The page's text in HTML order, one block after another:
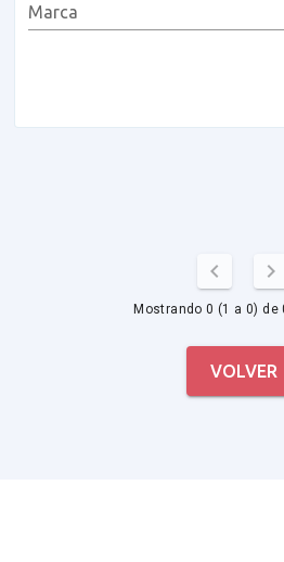
Marca
Mostrando 0 (1 a 0) de
VOLVER